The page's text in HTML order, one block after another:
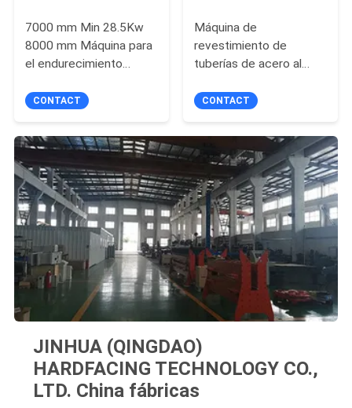
7000 mm Min 28.5Kw
8000 mm Máquina para
el endurecimiento
CONTACT
Máquina de
revestimiento de
tuberías de acero al
6000mm
CONTACT
JINHUA (QINGDAO)
HARDFACING TECHNOLOGY CO.,
LTD. China fábricas